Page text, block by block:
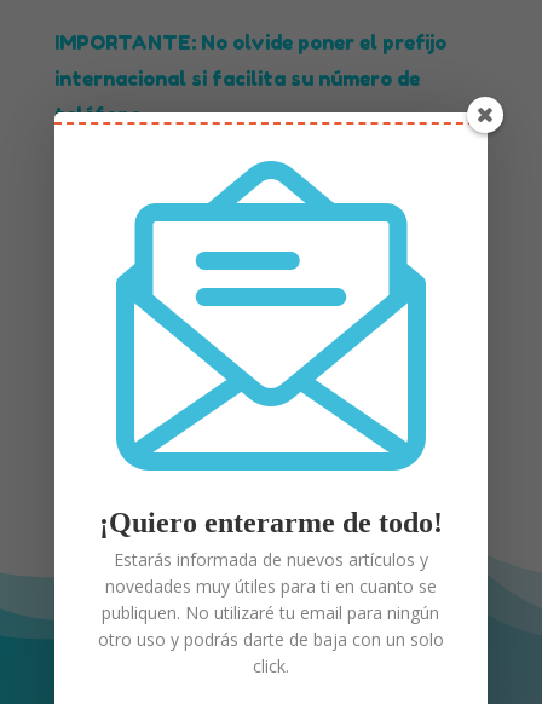
IMPORTANTE: No olvide poner el prefijo
internacional si facilita su número de
teléfono.
Teléfono y WhatsApp: +34 634
46 96 44
Email:info@mihijonohabla.com
Madrid (España)
Utilizaré los datos que me
¡Quiero enterarme de todo!
Estarás informada de nuevos artículos y
novedades muy útiles para ti en cuanto se
publiquen. No utilizaré tu email para ningún
otro uso y podrás darte de baja con un solo
click.